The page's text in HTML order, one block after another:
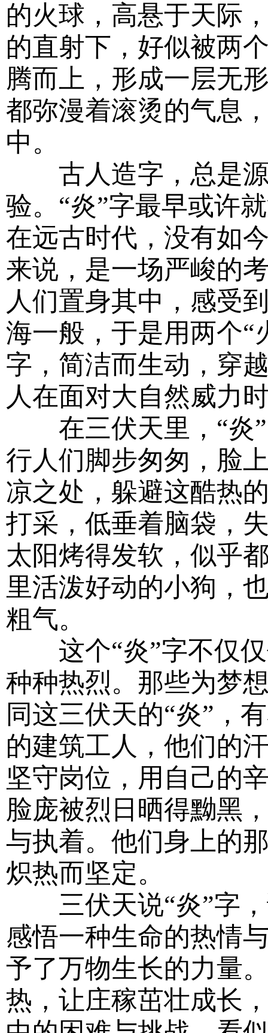
的火球，高悬于天际
的直射下，好似被两
腾而上，形成一层无
都弥漫着滚烫的气息
中。
古人造字，总是源
验。“炎”字最早或许
在远古时代，没有如
来说，是一场严峻的
人们置身其中，感受
海一般，于是用两个“
字，简洁而生动，穿
人在面对大自然威力
在三伏天里，“炎”
行人们脚步匆匆，脸
凉之处，躲避这酷热
打采，低垂着脑袋，
太阳烤得发软，似乎
里活泼好动的小狗，
粗气。
这个“炎”字不仅仅
种种热烈。那些为梦
同这三伏天的“炎”，
的建筑工人，他们的
坚守岗位，用自己的
脸庞被烈日晒得黝黑
与执着。他们身上的
炽热而坚定。
三伏天说“炎”字，
感悟一种生命的热情
予了万物生长的力量
热，让庄稼茁壮成长